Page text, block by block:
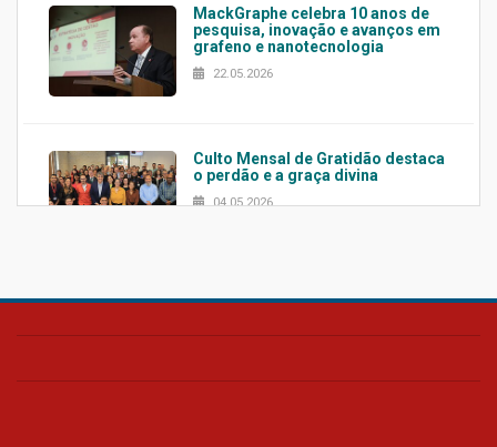
MackGraphe celebra 10 anos de
pesquisa, inovação e avanços em
grafeno e nanotecnologia
22.05.2026
Culto Mensal de Gratidão destaca
o perdão e a graça divina
04.05.2026
Confira como foi o culto mensal